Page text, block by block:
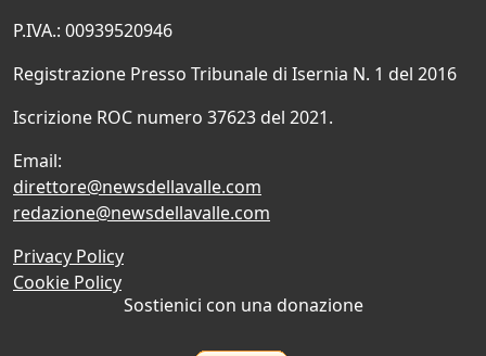
P.IVA.: 00939520946
Registrazione Presso Tribunale di Isernia N. 1 del 2016
Iscrizione ROC numero 37623 del 2021.
Email:
direttore@newsdellavalle.com
redazione@newsdellavalle.com
Privacy Policy
Cookie Policy
Sostienici con una donazione